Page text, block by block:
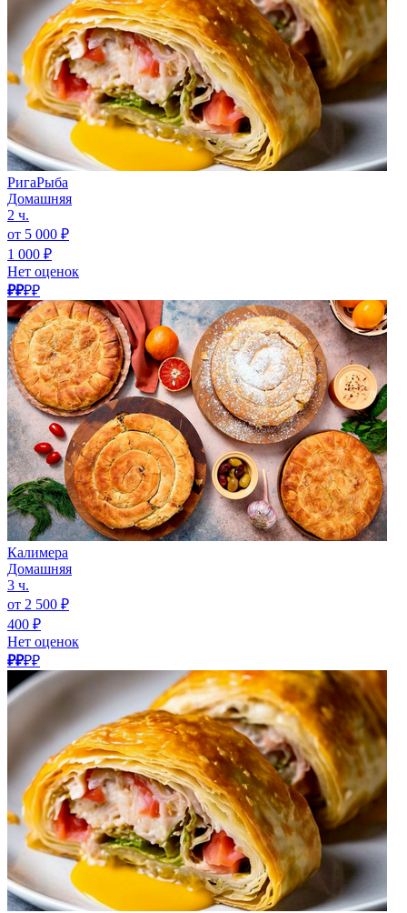
РигаРыба
Домашняя
2 ч.
от 5 000 ₽
1 000 ₽
Нет оценок
₽₽₽₽
Калимера
Домашняя
3 ч.
от 2 500 ₽
400 ₽
Нет оценок
₽₽₽₽